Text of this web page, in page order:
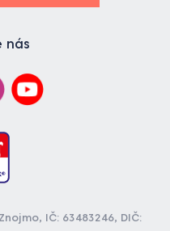
nás
IČ: 63483246, DIČ: